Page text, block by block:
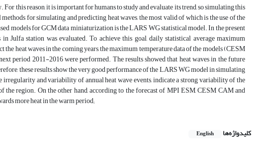
this reason, it is important for humans to study and evaluate its trend, so simulating this
for simulating and predicting heat waves, the most valid of which is the use of the
models for GCM data miniaturization is the LARS WG statistical model. In the present
station was evaluated. To achieve this goal, daily statistical average maximum
the heat waves in the coming years, the maximum temperature data of the models (CESM
period 2011-2016 were performed. The results showed that heat waves in the future
these results show the very good performance of the LARS WG model in simulating
irregularity and variability of annual heat wave events, indicate a strong variability of the
region. On the other hand, according to the forecast of MPI ESM, CESM CAM and
more heat in the warm period;
کلیدواژه‌ها English